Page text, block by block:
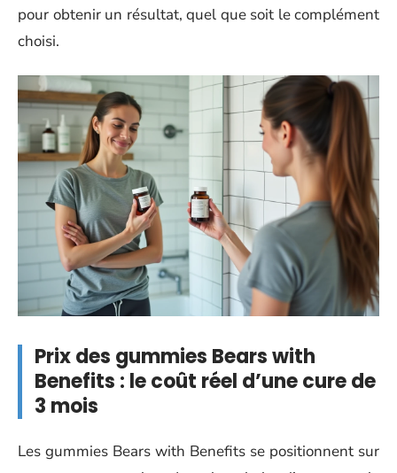
pour obtenir un résultat, quel que soit le complément
choisi.
Prix des gummies Bears with
Benefits : le coût réel d’une cure de
3 mois
Les gummies Bears with Benefits se positionnent sur